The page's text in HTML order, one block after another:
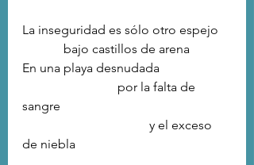
La inseguridad es sólo otro espejo
	   bajo castillos de arena
En una playa desnudada
sangre
de niebla